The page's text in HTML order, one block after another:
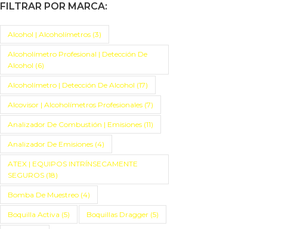
FILTRAR POR MARCA:
Alcohol | Alcoholímetros (3)
Alcoholímetro Profesional | Detección De
Alcohol (6)
Alcoholímetro | Detección De Alcohol (17)
Alcovisor | Alcoholímetros Profesionales (7)
Analizador De Combustión | Emisiones (11)
Analizador De Emisiones (4)
ATEX | EQUIPOS INTRÍNSECAMENTE
SEGUROS (18)
Bomba De Muestreo (4)
Boquilla Activa (5) Boquillas Dragger (5)